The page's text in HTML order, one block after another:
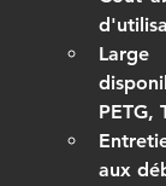
PETG,
aux